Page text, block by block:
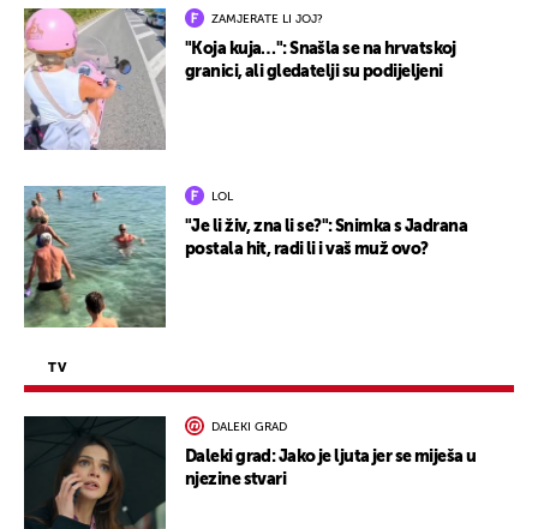
ZAMJERATE LI JOJ?
"Koja kuja…": Snašla se na hrvatskoj
granici, ali gledatelji su podijeljeni
LOL
"Je li živ, zna li se?": Snimka s Jadrana
postala hit, radi li i vaš muž ovo?
TV
DALEKI GRAD
Daleki grad: Jako je ljuta jer se miješa u
njezine stvari